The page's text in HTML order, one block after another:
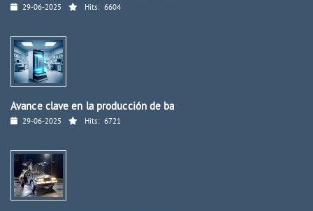
29-06-2025 Hits: 6604
Avance clave en la producción de ba
29-06-2025 Hits: 6721